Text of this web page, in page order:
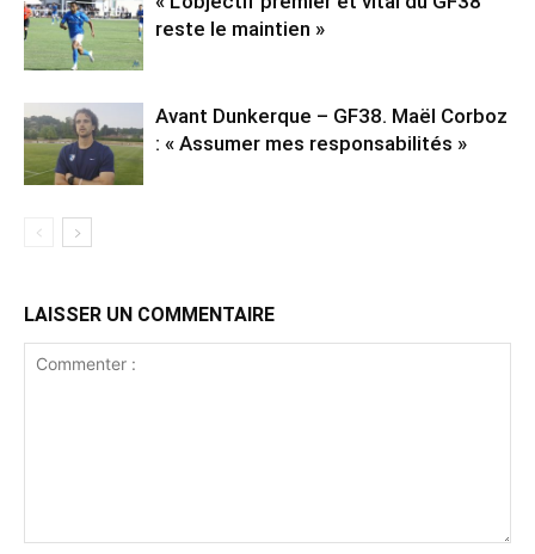
reste le maintien »
Avant Dunkerque – GF38. Maël Corboz
: « Assumer mes responsabilités »
LAISSER UN COMMENTAIRE